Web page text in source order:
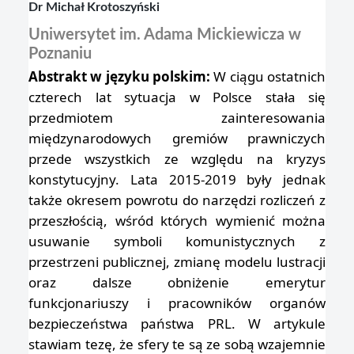
Dr Michał Krotoszyński
Uniwersytet im. Adama Mickiewicza w
Poznaniu
Abstrakt w języku polskim: W ciągu ostatnich
czterech lat sytuacja w Polsce stała się
przedmiotem zainteresowania
międzynarodowych gremiów prawniczych
przede wszystkich ze względu na kryzys
konstytucyjny. Lata 2015-2019 były jednak
także okresem powrotu do narzędzi rozliczeń z
przeszłością, wśród których wymienić można
usuwanie symboli komunistycznych z
przestrzeni publicznej, zmianę modelu lustracji
oraz dalsze obniżenie emerytur
funkcjonariuszy i pracowników organów
bezpieczeństwa państwa PRL. W artykule
stawiam tezę, że sfery te są ze sobą wzajemnie